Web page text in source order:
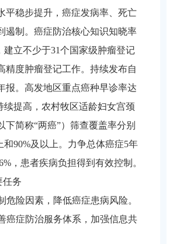
平稳步提升，癌症发病率、死亡
遏制。癌症防治核心知识知晓率
建立不少于31个国家级肿瘤登记
精度肿瘤登记工作。持续发布自
报。高发地区重点癌种早诊率达
续提高，农村牧区适龄妇女宫颈
下简称“两癌”）筛查覆盖率分别
和90%及以上。力争总体癌症5年
，患者疾病负担得到有效控制。
任务
危险因素，降低癌症患病风险。
癌症防治服务体系，加强信息共